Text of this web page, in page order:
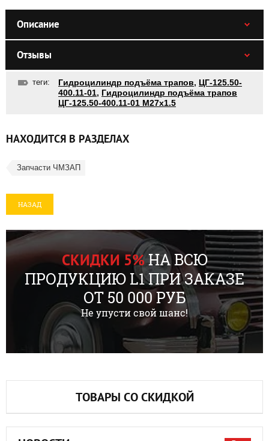
Описание
Отзывы
теги: Гидроцилиндр подъёма трапов, ЦГ-125.50-
400.11-01, Гидроцилиндр подъёма трапов
ЦГ-125.50-400.11-01 М27х1.5
НАХОДИТСЯ В РАЗДЕЛАХ
Запчасти ЧМЗАП
НАЗАД
СКИДКИ 5%НА ВСЮ
ПРОДУКЦИЮ L1 ПРИ ЗАКАЗЕ
ОТ 50 000 РУБ
Не упусти свой шанс!
ТОВАРЫ СО СКИДКОЙ